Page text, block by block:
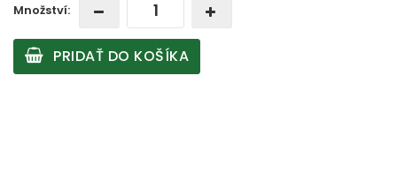
Množství:
PRIDAŤ DO KOŠÍKA